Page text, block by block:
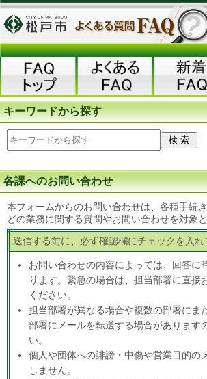
キーワードから探す
各課へのお問い合わせ
本フォームからのお問い合わせは、各種手続
どの業務に関する質問やお問い合わせを対象
送信する前に、必ず確認欄にチェックを入れ
お問い合わせの内容によっては、回答に
ります。緊急の場合は、担当部署に直接
ください。
担当部署が異なる場合や複数の部署にま
部署にメールを転送する場合があります
い。
個人や団体への誹謗・中傷や営業目的の
しません。